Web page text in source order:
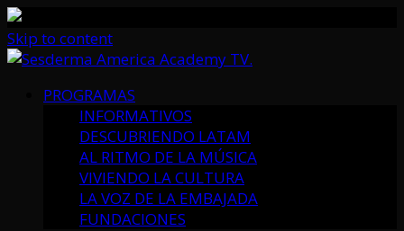
Skip to content
PROGRAMAS
INFORMATIVOS
DESCUBRIENDO LATAM
AL RITMO DE LA MÚSICA
VIVIENDO LA CULTURA
LA VOZ DE LA EMBAJADA
FUNDACIONES